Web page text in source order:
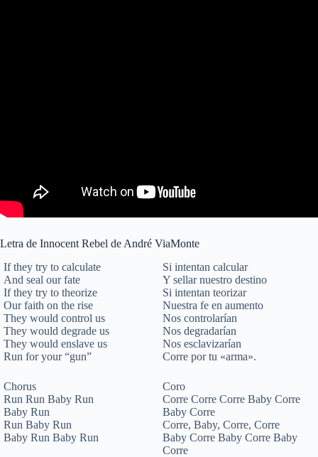
Letra de Innocent Rebel de André ViaMonte
If they try to calculate
And seal our fate
If they try to theorize
Our faith on the rise
They would control us
They would degrade us
They would enslave us
Run for your “gun”
Chorus
Run Run Baby Run
Baby Run
Run Baby Run
Baby Run Baby Run
Si intentan calcular
Y sellar nuestro destino
Si intentan teorizar
Nuestra fe en aumento
Nos controlarían
Nos degradarían
Nos esclavizarían
Corre por tu «arma».
Coro
Corre Corre Corre Baby Corre
Baby Corre
Corre, Baby, Corre, Corre
Baby Corre Baby Corre Baby
Corre